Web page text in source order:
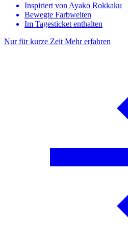
Inspiriert von Ayako Rokkaku
Bewegte Farbwelten
Im Tagesticket enthalten
Nur für kurze Zeit Mehr erfahren